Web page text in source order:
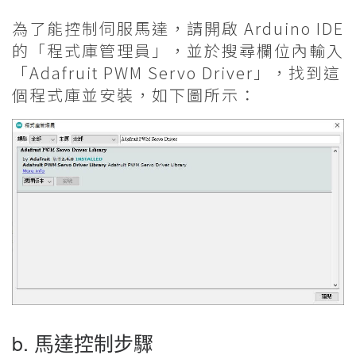
為了能控制伺服馬達，請開啟 Arduino IDE
的「程式庫管理員」，並於搜尋欄位內輸入
「Adafruit PWM Servo Driver」，找到這
個程式庫並安裝，如下圖所示：
b. 馬達控制步驟